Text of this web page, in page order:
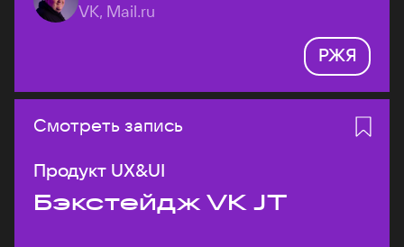
VK, Mail.ru
РЖЯ
Смотреть запись
Продукт UX&UI
Бэкстейдж VK JT